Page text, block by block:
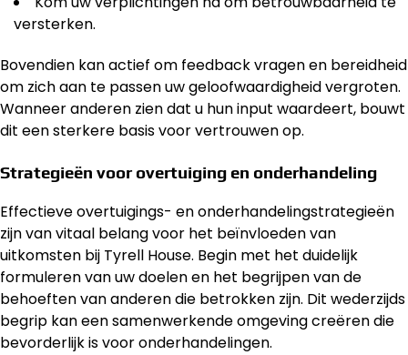
versterken.
Bovendien kan actief om feedback vragen en bereidheid
om zich aan te passen uw geloofwaardigheid vergroten.
Wanneer anderen zien dat u hun input waardeert, bouwt
dit een sterkere basis voor vertrouwen op.
Strategieën voor overtuiging en onderhandeling
Effectieve overtuigings- en onderhandelingstrategieën
zijn van vitaal belang voor het beïnvloeden van
uitkomsten bij Tyrell House. Begin met het duidelijk
formuleren van uw doelen en het begrijpen van de
behoeften van anderen die betrokken zijn. Dit wederzijds
begrip kan een samenwerkende omgeving creëren die
bevorderlijk is voor onderhandelingen.